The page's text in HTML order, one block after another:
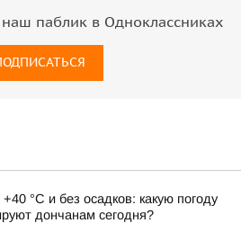
паблик в Одноклассниках
°С и без осадков: какую погоду
дончанам сегодня?